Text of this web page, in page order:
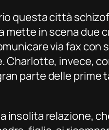
questa città
mette in scena due
via fax
Charlotte, invece,
parte delle prime
insolita relazione,